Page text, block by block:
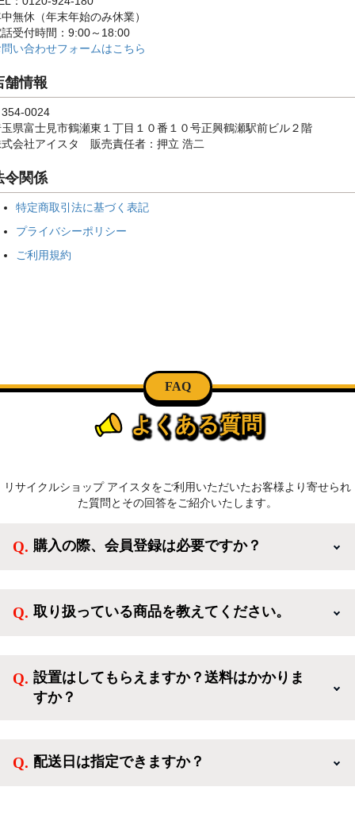
無休（年末年始のみ休業）
受付時間：9:00～18:00
い合わせフォームはこちら
舗情報
0024
県富士見市鶴瀬東１丁目１０番１０号正興鶴瀬駅前ビル２階
会社アイスタ 販売責任者：押立 浩二
令関係
特定商取引法に基づく表記
プライバシーポリシー
ご利用規約
FAQ
よくある質問
リサイクルショップ アイスタをご利用いただいたお客様より寄せられ
た質問とその回答をご紹介いたします。
購入の際、会員登録は必要ですか？
方、登録しなくてもカートに商品を入れた後、ログイ
取り扱っている商品を教えてください。
活を応援するような家電セットから、季節・空調家
電、調理家電、生活家電まで、幅広く中古家電を取り
設置はしてもらえますか？送料はかかりま
すか？
神奈川・千葉)において自社配送を選択いただくこと
配送日は指定できますか？